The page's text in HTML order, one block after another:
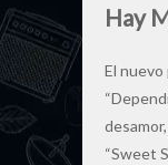
Hay
El nuevo
“Sweet